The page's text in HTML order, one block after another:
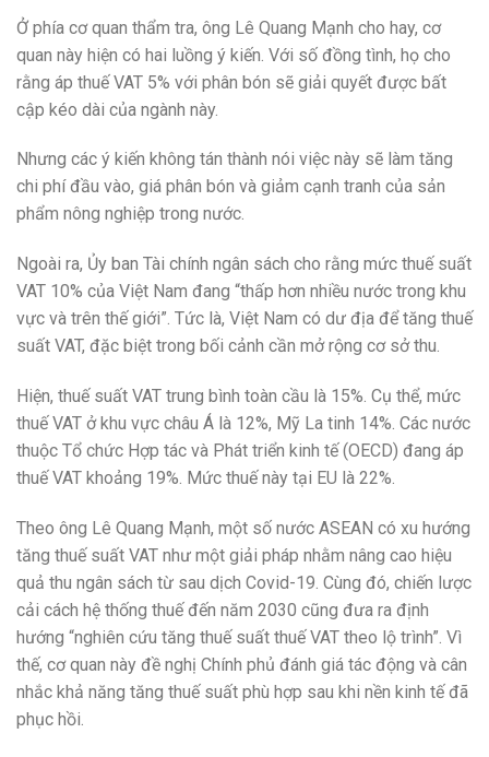
Ở phía cơ quan thẩm tra, ông Lê Quang Mạnh cho hay, cơ
quan này hiện có hai luồng ý kiến. Với số đồng tình, họ cho
rằng áp thuế VAT 5% với phân bón sẽ giải quyết được bất
cập kéo dài của ngành này.
Nhưng các ý kiến không tán thành nói việc này sẽ làm tăng
chi phí đầu vào, giá phân bón và giảm cạnh tranh của sản
phẩm nông nghiệp trong nước.
Ngoài ra, Ủy ban Tài chính ngân sách cho rằng mức thuế suất
VAT 10% của Việt Nam đang “thấp hơn nhiều nước trong khu
vực và trên thế giới”. Tức là, Việt Nam có dư địa để tăng thuế
suất VAT, đặc biệt trong bối cảnh cần mở rộng cơ sở thu.
Hiện, thuế suất VAT trung bình toàn cầu là 15%. Cụ thể, mức
thuế VAT ở khu vực châu Á là 12%, Mỹ La tinh 14%. Các nước
thuộc Tổ chức Hợp tác và Phát triển kinh tế (OECD) đang áp
thuế VAT khoảng 19%. Mức thuế này tại EU là 22%.
Theo ông Lê Quang Mạnh, một số nước ASEAN có xu hướng
tăng thuế suất VAT như một giải pháp nhằm nâng cao hiệu
quả thu ngân sách từ sau dịch Covid-19. Cùng đó, chiến lược
cải cách hệ thống thuế đến năm 2030 cũng đưa ra định
hướng “nghiên cứu tăng thuế suất thuế VAT theo lộ trình”. Vì
thế, cơ quan này đề nghị Chính phủ đánh giá tác động và cân
nhắc khả năng tăng thuế suất phù hợp sau khi nền kinh tế đã
phục hồi.